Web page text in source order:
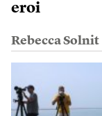
eroi
Rebecca Solnit